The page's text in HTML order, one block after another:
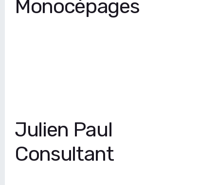
Monocépages
Julien Paul
Consultant